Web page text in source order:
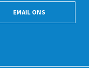
EMAIL ONS